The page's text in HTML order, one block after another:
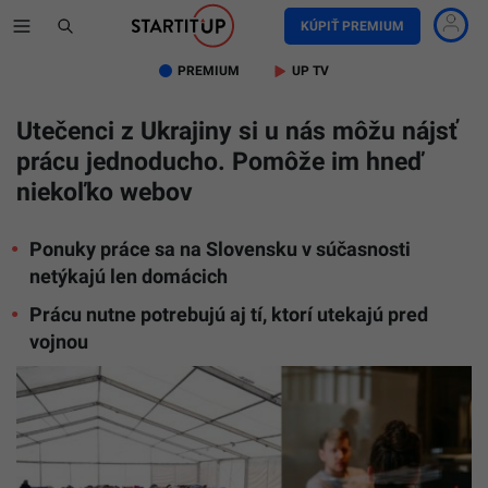
KÚPIŤ PREMIUM
PREMIUM UP TV
Utečenci z Ukrajiny si u nás môžu nájsť
prácu jednoducho. Pomôže im hneď
niekoľko webov
Ponuky práce sa na Slovensku v súčasnosti
netýkajú len domácich
Prácu nutne potrebujú aj tí, ktorí utekajú pred
vojnou